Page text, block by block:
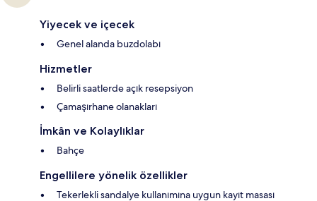
Yiyecek ve içecek
Genel alanda buzdolabı
Hizmetler
Belirli saatlerde açık resepsiyon
Çamaşırhane olanakları
İmkân ve Kolaylıklar
Bahçe
Engellilere yönelik özellikler
Tekerlekli sandalye kullanımına uygun kayıt masası